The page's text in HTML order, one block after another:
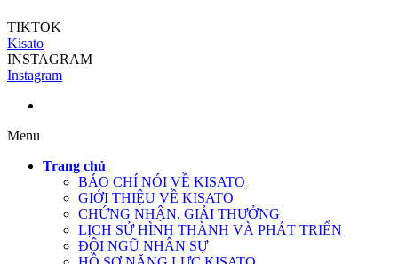
TIKTOK
Kisato
INSTAGRAM
Instagram
Menu
Trang chủ
BÁO CHÍ NÓI VỀ KISATO
GIỚI THIỆU VỀ KISATO
CHỨNG NHẬN, GIẢI THƯỞNG
LỊCH SỬ HÌNH THÀNH VÀ PHÁT TRIỂN
ĐỘI NGŨ NHÂN SỰ